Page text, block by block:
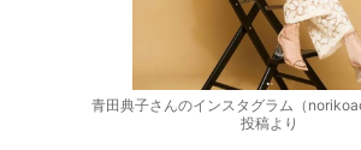
青田典子さんのインスタグラム（
投稿より